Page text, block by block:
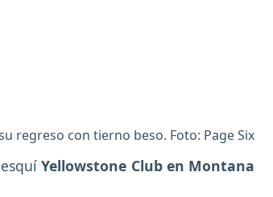
regreso con tierno beso. Foto: Page Six
Yellowstone Club en Montana